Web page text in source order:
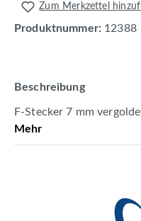
Zum Merkzettel
Produktnummer: 12388
Beschreibung
F-Stecker 7 mm
Mehr